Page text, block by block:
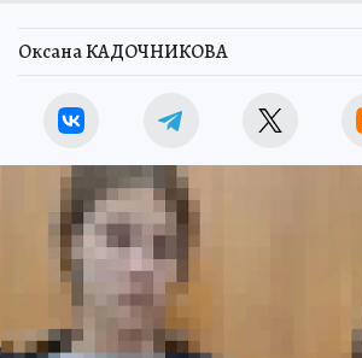
Оксана КАДОЧНИКОВА